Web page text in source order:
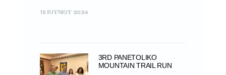
15 ΙΟΥΝΊΟΥ 2026
3RD PANETOLIKO
MOUNTAIN TRAIL RUN